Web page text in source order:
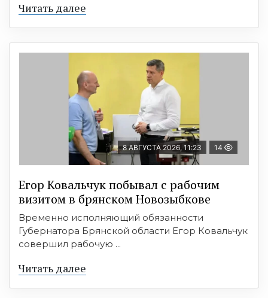
Читать далее
8 АВГУСТА 2026, 11:23 14
Егор Ковальчук побывал с рабочим
визитом в брянском Новозыбкове
Временно исполняющий обязанности
Губернатора Брянской области Егор Ковальчук
совершил рабочую ...
Читать далее